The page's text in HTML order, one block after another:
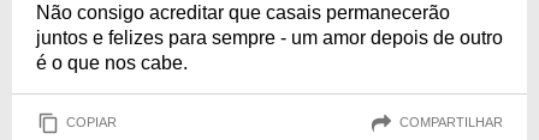
Não consigo acreditar que casais permanecerão
juntos e felizes para sempre - um amor depois de outro
é o que nos cabe.
COPIAR COMPARTILHAR